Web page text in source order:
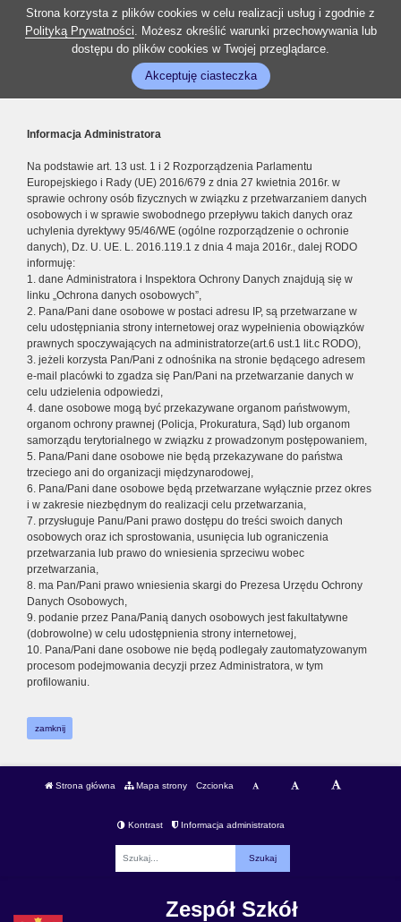
Strona korzysta z plików cookies w celu realizacji usług i zgodnie z
Polityką Prywatności. Możesz określić warunki przechowywania lub
dostępu do plików cookies w Twojej przeglądarce.
Akceptuję ciasteczka
Informacja Administratora
Na podstawie art. 13 ust. 1 i 2 Rozporządzenia Parlamentu
Europejskiego i Rady (UE) 2016/679 z dnia 27 kwietnia 2016r. w
sprawie ochrony osób fizycznych w związku z przetwarzaniem danych
osobowych i w sprawie swobodnego przepływu takich danych oraz
uchylenia dyrektywy 95/46/WE (ogólne rozporządzenie o ochronie
danych), Dz. U. UE. L. 2016.119.1 z dnia 4 maja 2016r., dalej RODO
informuję:
1. dane Administratora i Inspektora Ochrony Danych znajdują się w
linku „Ochrona danych osobowych”,
2. Pana/Pani dane osobowe w postaci adresu IP, są przetwarzane w
celu udostępniania strony internetowej oraz wypełnienia obowiązków
prawnych spoczywających na administratorze(art.6 ust.1 lit.c RODO),
3. jeżeli korzysta Pan/Pani z odnośnika na stronie będącego adresem
e-mail placówki to zgadza się Pan/Pani na przetwarzanie danych w
celu udzielenia odpowiedzi,
4. dane osobowe mogą być przekazywane organom państwowym,
organom ochrony prawnej (Policja, Prokuratura, Sąd) lub organom
samorządu terytorialnego w związku z prowadzonym postępowaniem,
5. Pana/Pani dane osobowe nie będą przekazywane do państwa
trzeciego ani do organizacji międzynarodowej,
6. Pana/Pani dane osobowe będą przetwarzane wyłącznie przez okres
i w zakresie niezbędnym do realizacji celu przetwarzania,
7. przysługuje Panu/Pani prawo dostępu do treści swoich danych
osobowych oraz ich sprostowania, usunięcia lub ograniczenia
przetwarzania lub prawo do wniesienia sprzeciwu wobec
przetwarzania,
8. ma Pan/Pani prawo wniesienia skargi do Prezesa Urzędu Ochrony
Danych Osobowych,
9. podanie przez Pana/Panią danych osobowych jest fakultatywne
(dobrowolne) w celu udostępnienia strony internetowej,
10. Pana/Pani dane osobowe nie będą podlegały zautomatyzowanym
procesom podejmowania decyzji przez Administratora, w tym
profilowaniu.
zamknij
Strona główna Mapa strony Czcionka
Kontrast Informacja administratora
Zespół Szkół